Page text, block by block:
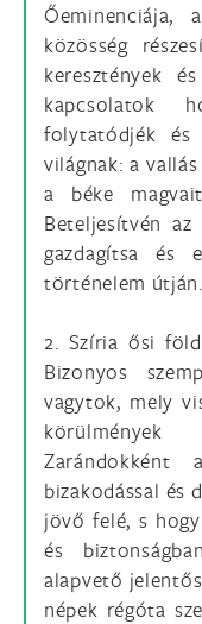
közösség
keresztények
kapcsolatok
folytatódjék
világnak: a
a béke
Beteljesítvén
gazdagítsa és
történelem útján.
2. Szíria ősi
Bizonyos
vagytok, mely
Zarándokként
bizakodással és
jövő felé, s
és
alapvető
népek régóta